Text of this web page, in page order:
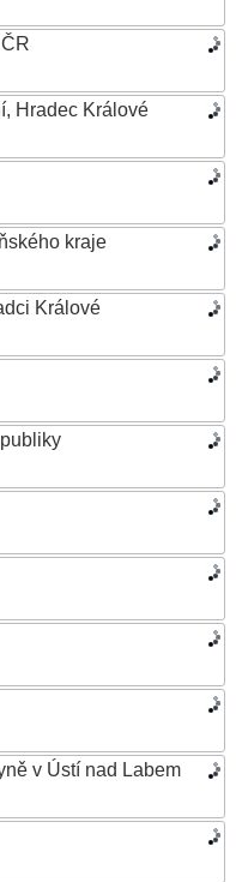
Hradec Králové
kraje
Králové
v Ústí nad Labem